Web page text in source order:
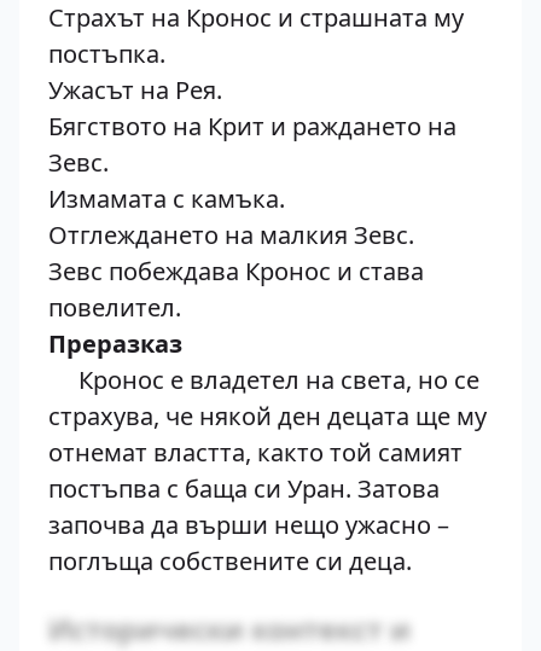
Страхът на Кронос и страшната му
постъпка.
Ужасът на Рея.
Бягството на Крит и раждането на
Зевс.
Измамата с камъка.
Отглеждането на малкия Зевс.
Зевс побеждава Кронос и става
повелител.
Преразказ
Кронос е владетел на света, но се
страхува, че някой ден децата ще му
отнемат властта, както той самият
постъпва с баща си Уран. Затова
започва да върши нещо ужасно –
поглъща собствените си деца.
Исторически контекст и